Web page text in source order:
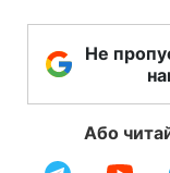
Не
Або